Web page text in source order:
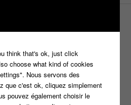
de casting ?
think that's ok, just click
choose what kind of cookies
Nous servons des
que c'est ok, cliquez simplement
pouvez également choisir le